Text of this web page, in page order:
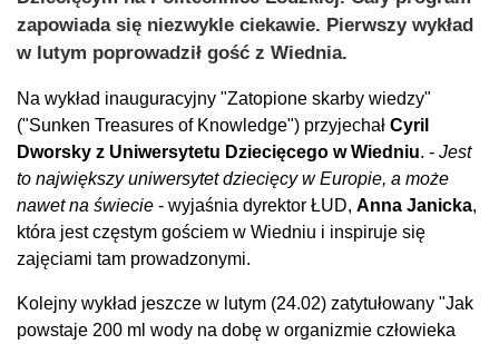
zapowiada się niezwykle ciekawie. Pierwszy wykład
w lutym poprowadził gość z Wiednia.
Na wykład inauguracyjny "Zatopione skarby wiedzy"
("Sunken Treasures of Knowledge") przyjechał Cyril
Dworsky z Uniwersytetu Dziecięcego w Wiedniu. - Jest
to największy uniwersytet dziecięcy w Europie, a może
nawet na świecie - wyjaśnia dyrektor ŁUD, Anna Janicka,
która jest częstym gościem w Wiedniu i inspiruje się
zajęciami tam prowadzonymi.
Kolejny wykład jeszcze w lutym (24.02) zatytułowany "Jak
powstaje 200 ml wody na dobę w organizmie człowieka